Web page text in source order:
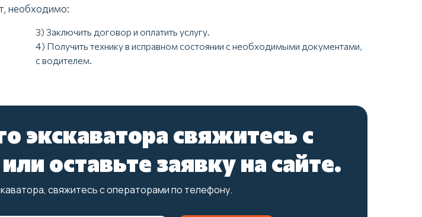
необходимо:
3) Заключить договор и оплатить услугу.
4) Получить технику в исправном состоянии с необходимыми документами,
с водителем.
экскаватора свяжитесь с
оставьте заявку на сайте.
свяжитесь с операторами по телефону.
Свяжитесь с нами и мы
ответим на все ваши вопросы!